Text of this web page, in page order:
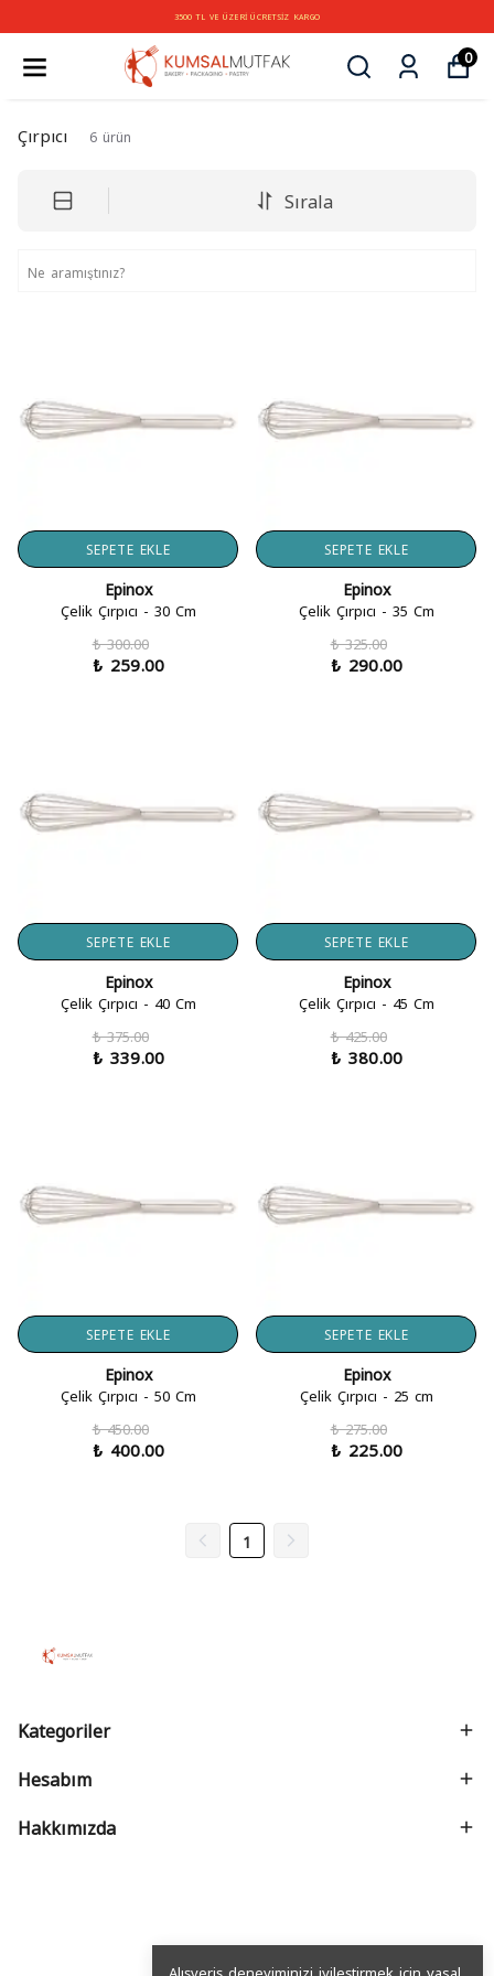
3500 TL VE ÜZERİ ÜCRETSİZ KARGO
0
Alışveriş deneyiminizi iyileştirmek için yasal
Çırpıcı 6 ürün
Sırala
SEPETE EKLE
Epinox
Çelik Çırpıcı - 30 Cm
₺ 300.00
₺ 259.00
SEPETE EKLE
Epinox
Çelik Çırpıcı - 35 Cm
₺ 325.00
₺ 290.00
SEPETE EKLE
Epinox
Çelik Çırpıcı - 40 Cm
₺ 375.00
₺ 339.00
SEPETE EKLE
Epinox
Çelik Çırpıcı - 45 Cm
₺ 425.00
₺ 380.00
SEPETE EKLE
Epinox
Çelik Çırpıcı - 50 Cm
₺ 450.00
₺ 400.00
SEPETE EKLE
Epinox
Çelik Çırpıcı - 25 cm
₺ 275.00
₺ 225.00
1
Kategoriler
Hesabım
Hakkımızda